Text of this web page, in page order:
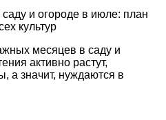
и огороде в июле: план
культур
месяцев в саду и
активно растут,
а значит, нуждаются в